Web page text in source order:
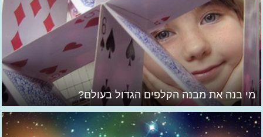
מי בנה את מבנה הקלפים הגדול בעולם?